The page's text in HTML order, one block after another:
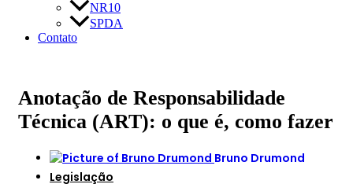
NR10
SPDA
Contato
Anotação de Responsabilidade
Técnica (ART): o que é, como fazer
Bruno Drumond
Legislação